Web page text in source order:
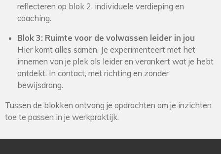
reflecteren op blok 2, individuele verdieping en
coaching.
Blok 3: Ruimte voor de volwassen leider in jou
Hier komt alles samen. Je experimenteert met het
innemen van je plek als leider en verankert wat je hebt
ontdekt. In contact, met richting en zonder
bewijsdrang.
Tussen de blokken ontvang je opdrachten om je inzichten
toe te passen in je werkpraktijk.